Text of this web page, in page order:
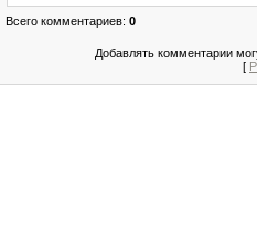
Всего комментариев: 0
Добавлять комментарии
[